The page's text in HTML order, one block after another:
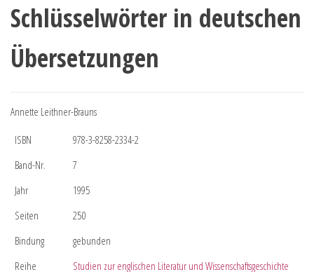
Schlüsselwörter in deutschen
Übersetzungen
Annette Leithner-Brauns
ISBN
978-3-8258-2334-2
Band-Nr.
7
Jahr
1995
Seiten
250
Bindung
gebunden
Reihe
Studien zur englischen Literatur und Wissenschaftsgeschichte